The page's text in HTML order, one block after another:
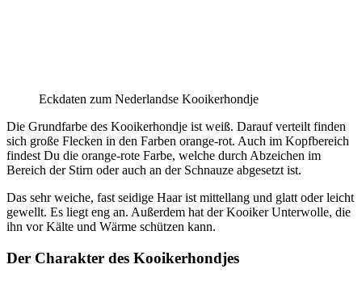
Eckdaten zum Nederlandse Kooikerhondje
Die Grundfarbe des Kooikerhondje ist weiß. Darauf verteilt finden
sich große Flecken in den Farben orange-rot. Auch im Kopfbereich
findest Du die orange-rote Farbe, welche durch Abzeichen im
Bereich der Stirn oder auch an der Schnauze abgesetzt ist.
Das sehr weiche, fast seidige Haar ist mittellang und glatt oder leicht
gewellt. Es liegt eng an. Außerdem hat der Kooiker Unterwolle, die
ihn vor Kälte und Wärme schützen kann.
Der Charakter des Kooikerhondjes